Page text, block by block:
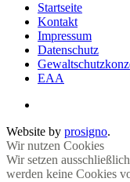
Startseite
Kontakt
Impressum
Datenschutz
EAA
Website by prosigno.
Wir nutzen Cookies
Wir setzen
werden keine Cookies